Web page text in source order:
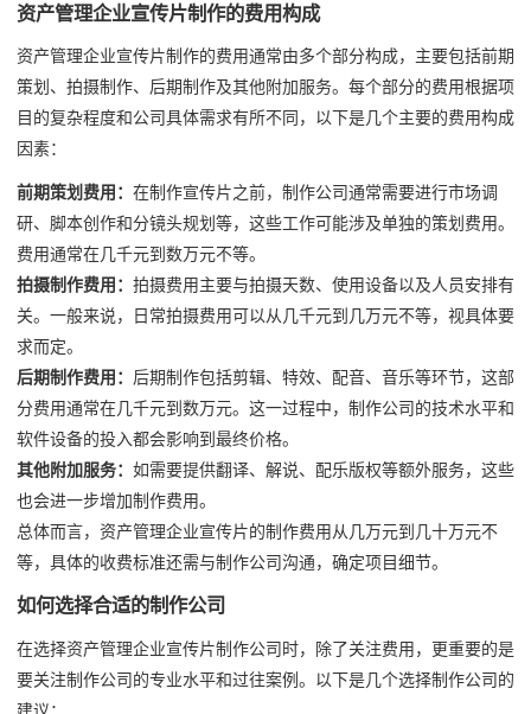
资产管理企业宣传片制作的费用构成
资产管理企业宣传片制作的费用通常由多个部分构成，主要包括前期
策划、拍摄制作、后期制作及其他附加服务。每个部分的费用根据项
目的复杂程度和公司具体需求有所不同，以下是几个主要的费用构成
因素：
前期策划费用： 在制作宣传片之前，制作公司通常需要进行市场调
研、脚本创作和分镜头规划等，这些工作可能涉及单独的策划费用。
费用通常在几千元到数万元不等。
拍摄制作费用： 拍摄费用主要与拍摄天数、使用设备以及人员安排有
关。一般来说，日常拍摄费用可以从几千元到几万元不等，视具体要
求而定。
后期制作费用： 后期制作包括剪辑、特效、配音、音乐等环节，这部
分费用通常在几千元到数万元。这一过程中，制作公司的技术水平和
软件设备的投入都会影响到最终价格。
其他附加服务： 如需要提供翻译、解说、配乐版权等额外服务，这些
也会进一步增加制作费用。
总体而言，资产管理企业宣传片的制作费用从几万元到几十万元不
等，具体的收费标准还需与制作公司沟通，确定项目细节。
如何选择合适的制作公司
在选择资产管理企业宣传片制作公司时，除了关注费用，更重要的是
要关注制作公司的专业水平和过往案例。以下是几个选择制作公司的